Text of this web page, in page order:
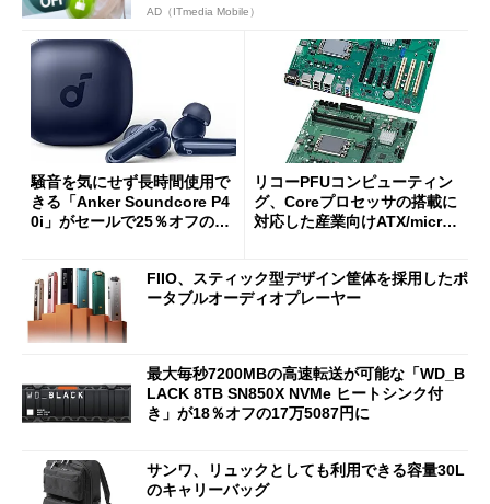
AD（ITmedia Mobile）
騒音を気にせず長時間使用で
きる「Anker Soundcore P4
0i」がセールで25％オフの59
リコーPFUコンピューティン
グ、Coreプロセッサの搭載に
対応した産業向けATX/micro
FIIO、スティック型デザイン筐体を採用したポ
ータブルオーディオプレーヤー
最大毎秒7200MBの高速転送が可能な「WD_B
LACK 8TB SN850X NVMe ヒートシンク付
き」が18％オフの17万5087円に
サンワ、リュックとしても利用できる容量30L
のキャリーバッグ